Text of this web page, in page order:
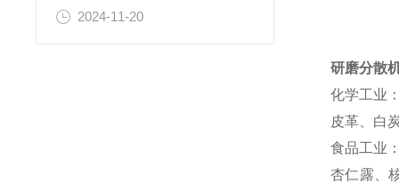
2024-11-20
研磨分散
化学工业
皮革、白
食品工业
杏仁露、